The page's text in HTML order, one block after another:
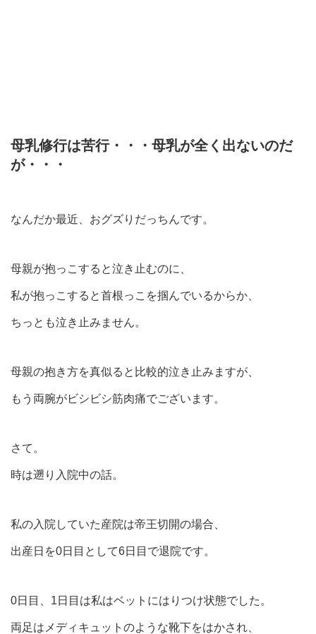
母乳修行は苦行・・・母乳が全く出ないのだ
が・・・
なんだか最近、おグズりだっちんです。
母親が抱っこすると泣き止むのに、
私が抱っこすると首根っこを掴んでいるからか、
ちっとも泣き止みません。
母親の抱き方を真似ると比較的泣き止みますが、
もう両腕がビシビシ筋肉痛でございます。
さて。
時は遡り入院中の話。
私の入院していた産院は帝王切開の場合、
出産日を0日目として6日目で退院です。
0日目、1日目は私はベットにはりつけ状態でした。
両足はメディキュットのような靴下をはかされ、